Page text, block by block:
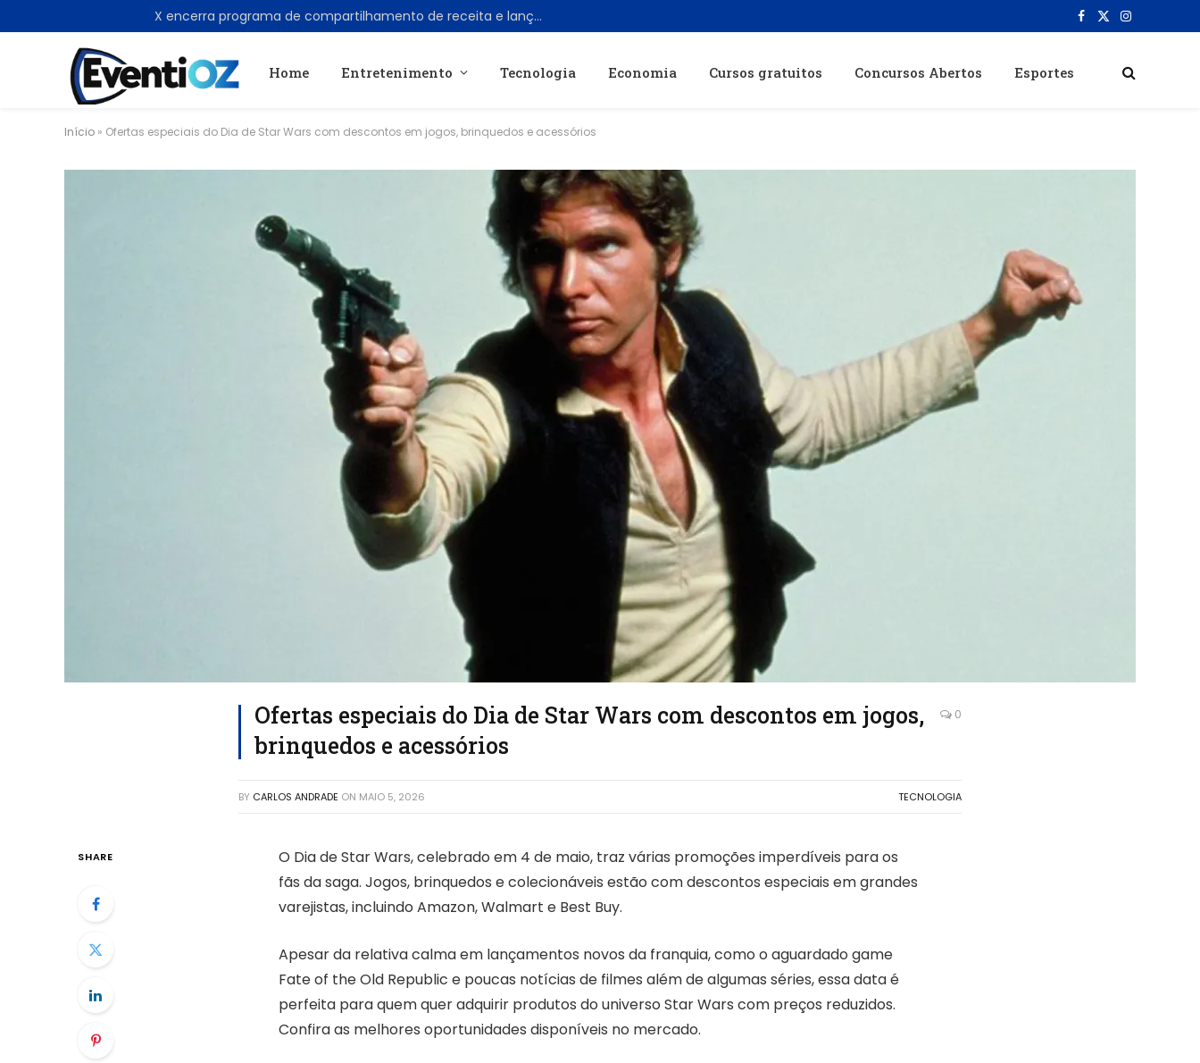
X encerra programa de compartilhamento de receita e lança programa Original Content Rewards Facebook
X
Instagram
Home Entretenimento Tecnologia Economia Cursos gratuitos Concursos Abertos Esportes
Início » Ofertas especiais do Dia de Star Wars com descontos em jogos, brinquedos e acessórios
Ofertas especiais do Dia de Star Wars com descontos em jogos,
brinquedos e acessórios
0
BY CARLOS ANDRADE ON MAIO 5, 2026 TECNOLOGIA
SHARE
O Dia de Star Wars, celebrado em 4 de maio, traz várias promoções imperdíveis para os
fãs da saga. Jogos, brinquedos e colecionáveis estão com descontos especiais em grandes
varejistas, incluindo Amazon, Walmart e Best Buy.
Apesar da relativa calma em lançamentos novos da franquia, como o aguardado game
Fate of the Old Republic e poucas notícias de filmes além de algumas séries, essa data é
perfeita para quem quer adquirir produtos do universo Star Wars com preços reduzidos.
Confira as melhores oportunidades disponíveis no mercado.